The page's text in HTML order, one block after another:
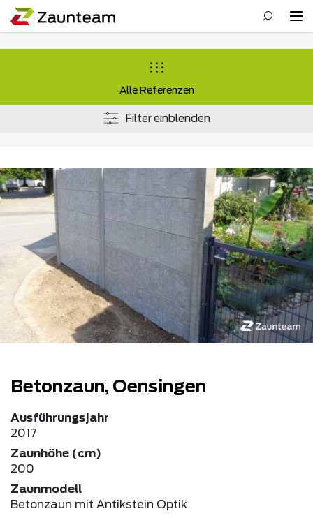
Alle Referenzen
Filter einblenden
Betonzaun, Oensingen
Ausführungsjahr
2017
Zaunhöhe (cm)
200
Zaunmodell
Betonzaun mit Antikstein Optik